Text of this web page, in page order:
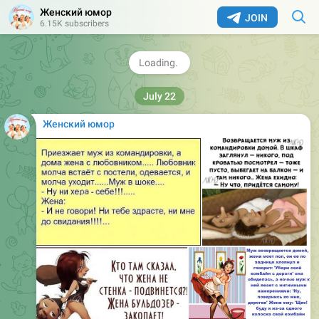
JOIN
Женский юмор
6.15K subscribers
5
Женский юмор